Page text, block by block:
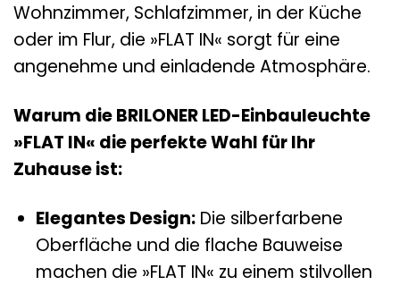
Wohnzimmer, Schlafzimmer, in der Küche
oder im Flur, die »FLAT IN« sorgt für eine
angenehme und einladende Atmosphäre.
Warum die BRILONER LED-Einbauleuchte
»FLAT IN« die perfekte Wahl für Ihr
Zuhause ist:
Elegantes Design:Die silberfarbene
Oberfläche und die flache Bauweise
machen die »FLAT IN« zu einem stilvollen